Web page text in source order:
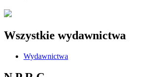
Wszystkie wydawnictwa
Wydawnictwa